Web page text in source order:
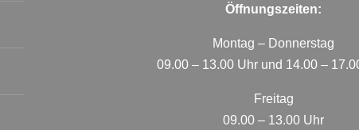
Öffnungszeiten:
Montag – Donnerstag
09.00 – 13.00 Uhr und 14.00 –
Freitag
09.00 – 13.00 Uhr